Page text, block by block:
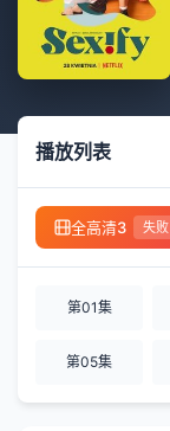
播放列表
全高清3 失败
第01集
第05集